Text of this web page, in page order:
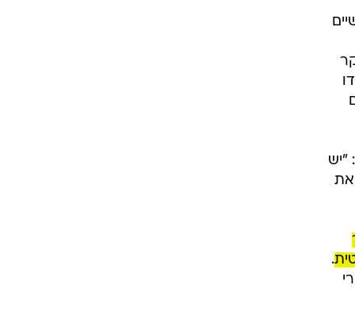
"יש
את
.